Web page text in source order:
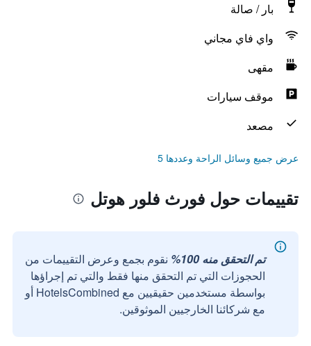
بار / صالة
واي فاي مجاني
مقهى
موقف سيارات
مصعد
عرض جميع وسائل الراحة وعددها 5
تقييمات حول فورث فلور هوتل
تم التحقق منه 100%
نقوم بجمع وعرض التقييمات من
الحجوزات التي تم التحقق منها فقط والتي تم إجراؤها
بواسطة مستخدمين حقيقيين مع HotelsCombined أو
مع شركائنا الخارجيين الموثوقين.